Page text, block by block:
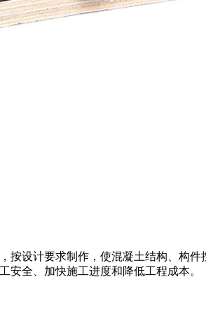
按设计要求制作，使混凝土结构、构
安全、加快施工进度和降低工程成本。